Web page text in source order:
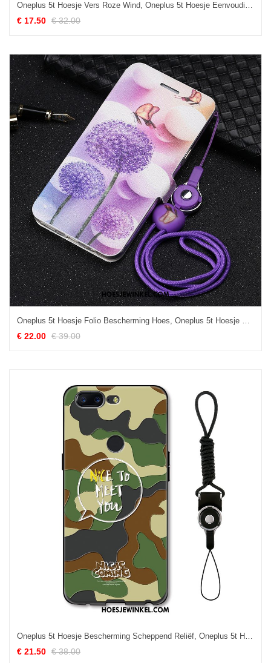
Oneplus 5t Hoesje Vers Roze Wind, Oneplus 5t Hoesje Eenvoudige Mobiele Telefoon
€ 17.50 € 32.00
Oneplus 5t Hoesje Folio Bescherming Hoes, Oneplus 5t Hoesje Purper Mobiele Telefoon
€ 22.00 € 39.00
Oneplus 5t Hoesje Bescherming Scheppend Reliëf, Oneplus 5t Hoesje Camouflage Anti-fall
€ 21.50 € 38.00